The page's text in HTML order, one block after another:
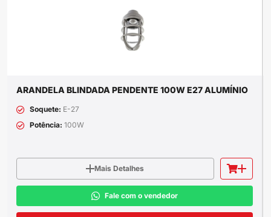
ARANDELA BLINDADA PENDENTE 100W E27 ALUMÍNIO
Soquete: E-27
Potência: 100W
Mais Detalhes
Fale com o vendedor